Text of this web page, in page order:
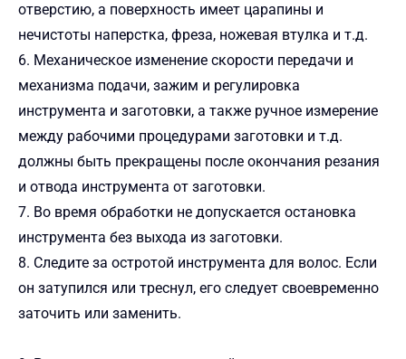
отверстию, а поверхность имеет царапины и
нечистоты наперстка, фреза, ножевая втулка и т.д.
6. Механическое изменение скорости передачи и
механизма подачи, зажим и регулировка
инструмента и заготовки, а также ручное измерение
между рабочими процедурами заготовки и т.д.
должны быть прекращены после окончания резания
и отвода инструмента от заготовки.
7. Во время обработки не допускается остановка
инструмента без выхода из заготовки.
8. Следите за остротой инструмента для волос. Если
он затупился или треснул, его следует своевременно
заточить или заменить.